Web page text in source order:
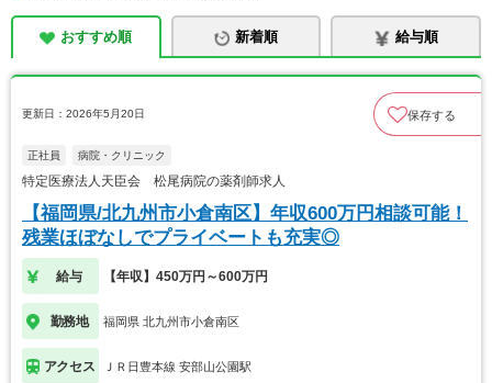
おすすめ順 新着順 給与順
更新日：2026年5月20日 保存する
正社員 病院・クリニック
特定医療法人天臣会 松尾病院の薬剤師求人
【福岡県/北九州市小倉南区】年収600万円相談可能！
残業ほぼなしでプライベートも充実◎
給与 【年収】450万円～600万円
勤務地 福岡県 北九州市小倉南区
アクセス ＪＲ日豊本線 安部山公園駅